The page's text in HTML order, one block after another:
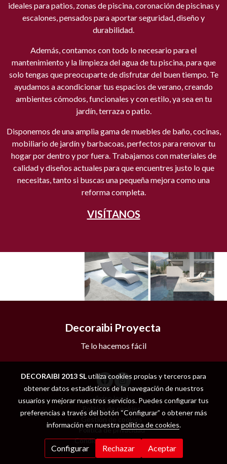
ideales para patios, zonas de piscina, coronación de piscinas y
escalones, pensados para aportar seguridad, diseño y
durabilidad.
Además, contamos con todo lo necesario para el
mantenimiento y la limpieza del agua de tu piscina, para que
solo tengas que preocuparte de disfrutar del buen tiempo. Te
ayudamos a acondicionar tus espacios de verano, creando
ambientes cómodos, funcionales y con estilo, ya sea en tu
jardín, terraza o patio.
Disponemos de una amplia gama de muebles de baño, cocinas,
mobiliario de jardín y barbacoas, perfectos para renovar tu
hogar por dentro y por fuera. Trabajamos con materiales de
calidad y diseños actuales para que encuentres justo lo que
necesitas, tanto si buscas una pequeña mejora como una
reforma completa.
VISÍTANOS
Decoraibi Proyecta
Te lo hacemos fácil
Aviso legal
Política de cookies
Gestión de cookies
Política de privacidad
Condiciones de compra
DECORAIBI 2013 SLutiliza cookies propias y terceros para
obtener datos estadísticos de la navegación de nuestros
usuarios y mejorar nuestros servicios. Puedes configurar tus
preferencias a través del botón “Configurar” o obtener más
información en nuestra política de cookies.
Configurar Rechazar Aceptar